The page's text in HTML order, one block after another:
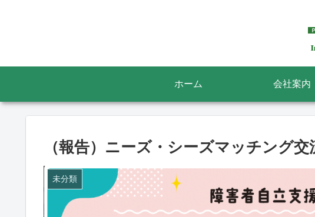
ホーム 会社案内
（報告）ニーズ・シーズマッチング交
未分類